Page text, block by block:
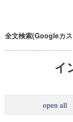
全文検索(Googleカ
イ
open all